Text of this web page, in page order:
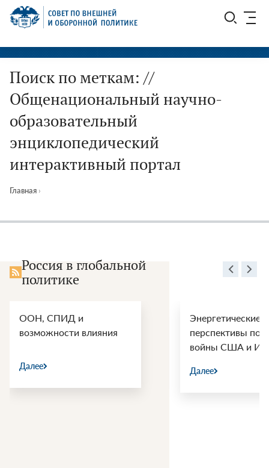
Перейти
СВОП
Поиск по меткам: //
Общенациональный научно-
образовательный
энциклопедический
интерактивный портал
Главная ›
Россия в глобальной
политике
ООН, СПИД и
возможности влияния
Далее
Энергетические
перспективы
войны США и
Далее